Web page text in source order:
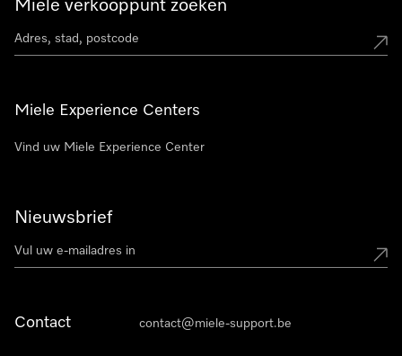
Miele verkooppunt zoeken
Miele Experience Centers
Vind uw Miele Experience Center
Nieuwsbrief
Contact contact@miele-support.be